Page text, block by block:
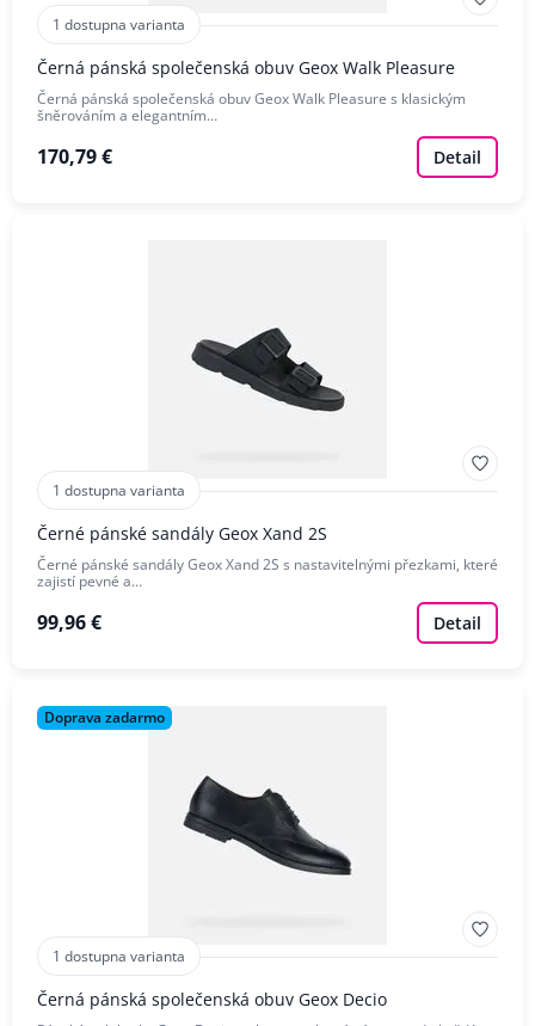
1 dostupna varianta
Černá pánská společenská obuv Geox Walk Pleasure
Černá pánská společenská obuv Geox Walk Pleasure s klasickým
šněrováním a elegantním…
170,79 € Detail
1 dostupna varianta
Černé pánské sandály Geox Xand 2S
Černé pánské sandály Geox Xand 2S s nastavitelnými přezkami, které
zajistí pevné a…
99,96 € Detail
Doprava zadarmo
1 dostupna varianta
Černá pánská společenská obuv Geox Decio